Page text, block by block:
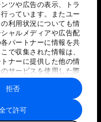
ツや広告の表示、トラ
っています。またユー
利用状況についても情
ャルメディアや広告配
パートナーに情報を共
で収集された情報は、
ナーに提供した他の情
サービスを使用した際
組み合わされ、各パー
されることがありま
て許可
拒否
と利用規約
プ